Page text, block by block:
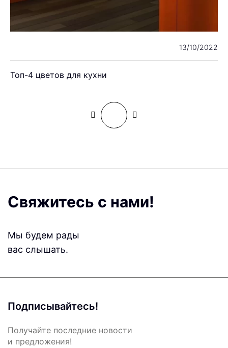
13/10/2022
Топ-4 цветов для кухни
Свяжитесь с нами!
Мы будем рады
вас слышать.
Подписывайтесь!
Получайте последние новости
и предложения!